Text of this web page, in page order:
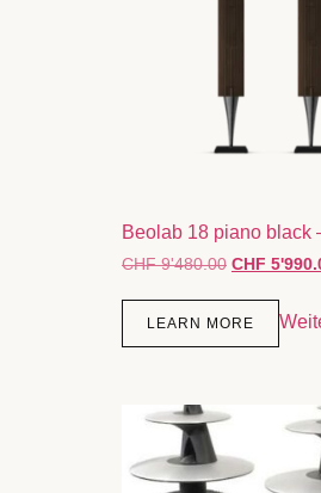
Beolab 18 piano black
CHF9'480.00 CHF
LEARN MORE